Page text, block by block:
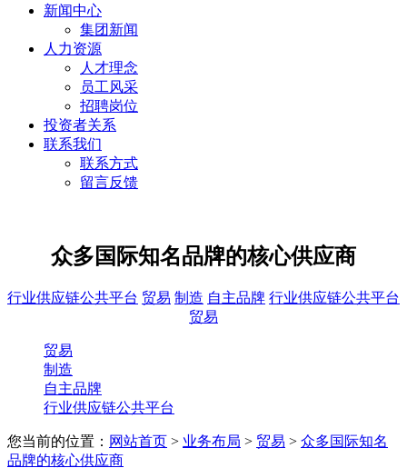
新闻中心
集团新闻
人力资源
人才理念
员工风采
招聘岗位
投资者关系
联系我们
联系方式
留言反馈
众多国际知名品牌的核心供应商
行业供应链公共平台 贸易 制造 自主品牌 行业供应链公共平台
贸易
贸易
制造
自主品牌
行业供应链公共平台
您当前的位置： 网站首页 > 业务布局 > 贸易 > 众多国际知名
品牌的核心供应商